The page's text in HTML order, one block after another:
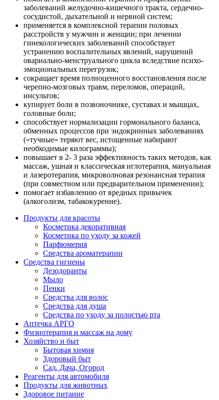
заболеваний желудочно-кишечного тракта, сердечно-
сосудистой, дыхательной и нервной систем;
применяется в комплексной терапии половых
расстройств у мужчин и женщин; при лечении
гинекологических заболеваний способствует
устранению воспалительных явлений, нарушений
овариально-менструального цикла вследствие психо-
эмоциональных перегрузок;
сокращает время полноценного восстановления после
черепно-мозговых травм, переломов, операций,
инсультов;
купирует боли в позвоночнике, суставах и мышцах,
головные боли;
способствует нормализации гормонального баланса,
обменных процессов при эндокринных заболеваниях
(«тучные» теряют вес, истощенные набирают
необходимые килограммы);
повышает в 2- 3 раза эффективность таких методов, как
массаж, ушная и классическая иглотерапия, мануальная
и лазеротерапия, микроволновая резонансная терапия
(при совместном или предварительном применении);
помогает избавлению от вредных привычек
(алкоголизм, табакокурение).
Продукты для красоты
Косметика декоративная
Косметика по уходу за кожей
Парфюмерия
Средства ароматерапии
Средства гигиены
Дезодоранты
Мыло
Пенки
Средства для волос
Средства для душа
Средства по уходу за полостью рта
Аптечка АРГО
Физиотерапия и массаж на дому
Хозяйство и быт
Бытовая химия
Здоровый быт
Сад, Дача, Огород
Реагенты для автомобиля
Продукты для животных
Здоровое питание